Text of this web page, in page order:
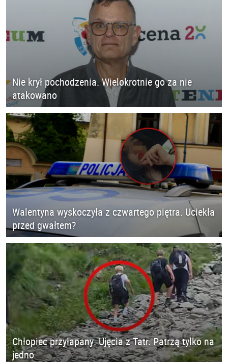
Nie krył pochodzenia. Wielokrotnie go za nie
atakowano
Walentyna wyskoczyła z czwartego piętra. Uciekła
przed gwałtem?
Chłopiec przyłapany. Ujęcia z Tatr. Patrzą tylko na
jedno